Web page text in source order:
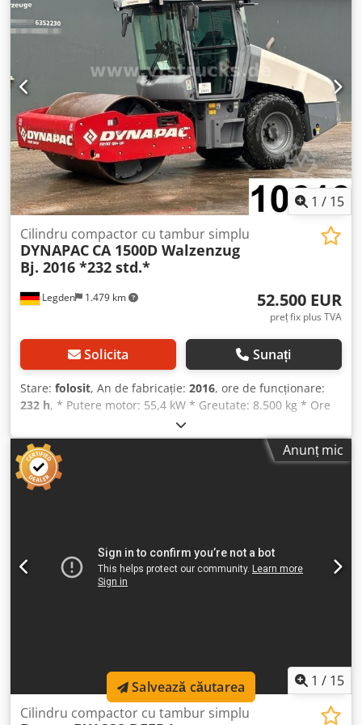
1 / 15
Legden 1.479 km
Cilindru compactor cu tambur simplu
DYNAPAC CA 1500D Walzenzug
Bj. 2016 *232 std.*
52.500 EUR
preț fix plus TVA
Solicita Sunați
Stare: folosit, An de fabricație: 2016, ore de funcționare:
232 h, * Putere motor: 55,4 kW * Greutate: 8.500 kg * Ore
de funcţionare: 216 h * Model: CA1500D -----Număr intern
vehicul: 10613----Ne rezervăm dreptul la erori și vânzare
intermediară. Asistență WhatsApp disponibilă! Dcedpfx
Ajvyx Eyekbjk Pentru întrebări despre vehicul sau
informații suplimentare, vă rugăm să ne scrieți comod pe
Anunț mic
1 / 15
Cilindru compactor cu tambur simplu
Salvează căutarea